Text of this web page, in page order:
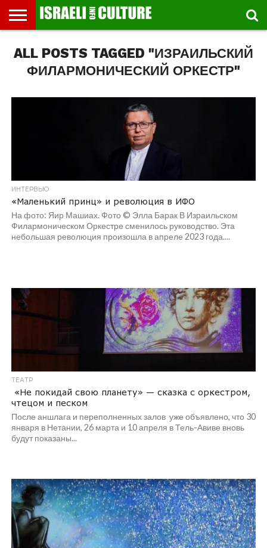
МУЗЕИ
СТРАНА
ФЕСТИВАЛЕЙ
ТЕАТР
КНИГИ.
ТЕКСТЫ
МУЗЫКА
РЕЛИГИЯ/
ИСТОРИЯ
ДВИЖЕНИЕ
ДЕТИ
ВЫХОДНОГО
ДНЯ
МАРШРУТЫ
ПРОГУЛЬЩИКА
ВИДЕО-
РЕЧИ
ВПЕЧАТЛЕНИЯ
ВСТРЕЧИ
И
ЛЕКЦИИ
ИНТЕРВЬЮ
КИНО
TEL
AVIV
GLOBAL
ALL POSTS TAGGED "ИЗРАИЛЬСКИЙ
ФИЛАРМОНИЧЕСКИЙ ОРКЕСТР"
ИНТЕРВЬЮ
«Маленький принц» и революция в ИФО
На фото: Яир Машиах. Фото © Элла Барак В Израильском
Филармоническом Оркестре сменилось руководство. Эта
небольшая революция произошла в апреле 2023 года....
ТЕАТР
«Не покидай свою планету» — сказка с оркестром,
чтецом и песком
После аншлага и переполненных залов уже объявлено, что 30
января в Нетании, 26 марта и 10 апреля в Тель-Авиве вновь
будут показаны...